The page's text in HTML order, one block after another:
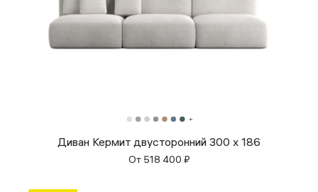
Диван Кермит двусторонний 300 х 186
От 518 400 ₽